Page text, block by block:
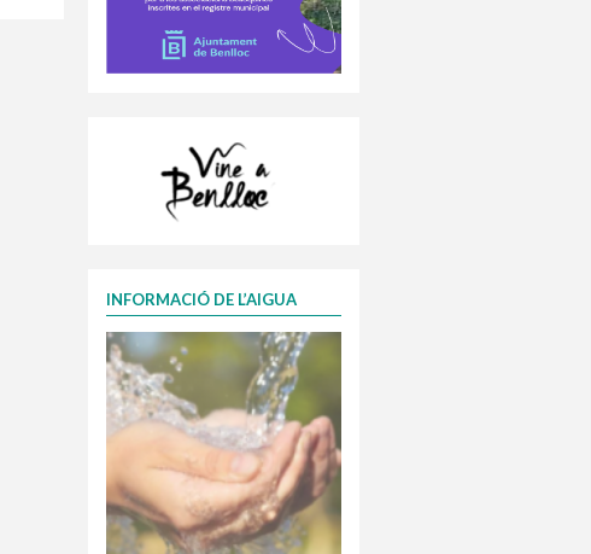
INFORMACIÓ DE L’AIGUA